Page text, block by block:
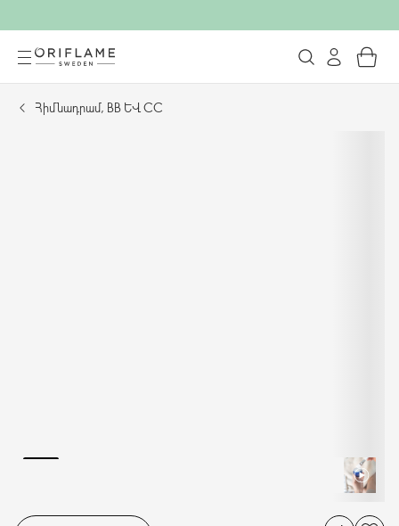
Հիմնադրամ, BB և CC